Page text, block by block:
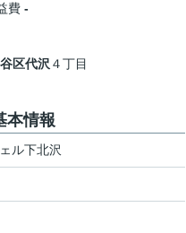
費 -
区代沢 ４丁目
本情報
ル下北沢